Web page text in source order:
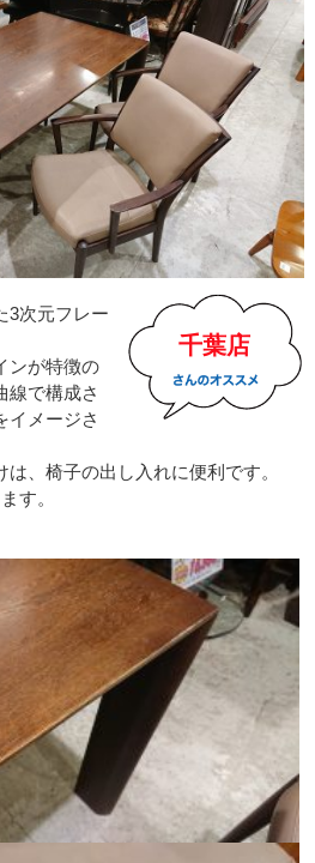
千葉店
3次元フレー
ンが特徴の
線で構成さ
イメージさ
、椅子の出し入れに便利です。
す。